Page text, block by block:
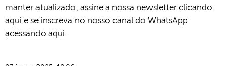
manter atualizado, assine a nossa newsletter clicando
aqui e se inscreva no nosso canal do WhatsApp
acessando aqui.